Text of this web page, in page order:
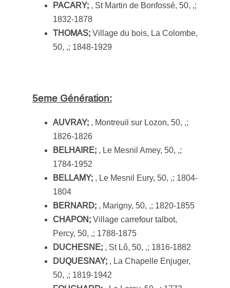
PACARY;, St Martin de Bonfossé, 50, ,;
1832-1878
THOMAS;Village du bois, La Colombe,
50, ,; 1848-1929
5eme Génération:
AUVRAY;, Montreuil sur Lozon, 50, ,;
1826-1826
BELHAIRE;, Le Mesnil Amey, 50, ,;
1784-1952
BELLAMY;, Le Mesnil Eury, 50, ,; 1804-
1804
BERNARD;, Marigny, 50, ,; 1820-1855
CHAPON;Village carrefour talbot,
Percy, 50, ,; 1788-1875
DUCHESNE;, St Lô, 50, ,; 1816-1882
DUQUESNAY;, La Chapelle Enjuger,
50, ,; 1819-1942